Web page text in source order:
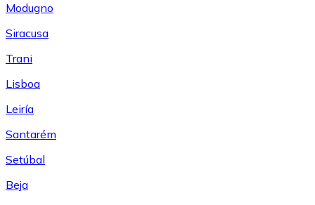
Modugno
Siracusa
Trani
Lisboa
Leiría
Santarém
Setúbal
Beja